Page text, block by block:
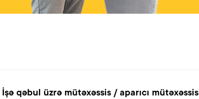
İşə qəbul üzrə mütəxəssis / aparıcı mütəxəssis